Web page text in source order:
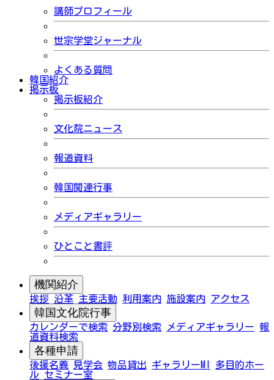
講師プロフィール
世宗学堂ジャーナル
よくある質問
韓国紹介
掲示板
掲示板紹介
文化院ニュース
報道資料
韓国関連行事
メディアギャラリー
ひとこと書評
機関紹介
挨拶 沿革 主要活動 利用案内 施設案内 アクセス
韓国文化院行事
カレンダーで検索 分野別検索 メディアギャラリー 報
道資料検索
各種申請
後援名義 見学会 物品貸出 ギャラリーMI
多目的ホー
ル セミナー室